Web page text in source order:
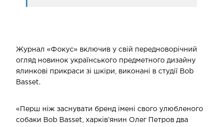
Журнал «Фокус» включив у свій передноворічний
огляд новинок українського предметного дизайну
ялинкові прикраси зі шкіри, виконані в студії Bob
Basset.
«Перш ніж заснувати бренд імені свого улюбленого
собаки Bob Basset, харків’янин Олег Петров два